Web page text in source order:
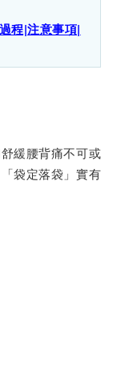
程|注意事項|
緩腰背痛不可或
袋定落袋」實有